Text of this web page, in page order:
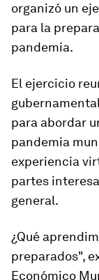
organizó un
para la
pandemia.
El ejercicio
para abordar
pandemia
experiencia
partes
general.
¿Qué
preparados",
Económico